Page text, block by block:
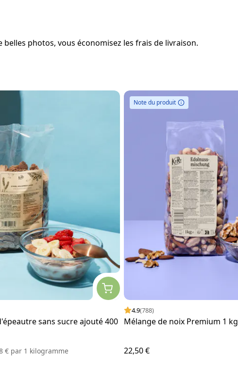
photos, vous économisez les frais de livraison.
sans sucre ajouté 400
€ par 1 kilogramme
Note du produit
4.9(788)
Mélange de noix Premium 1 kg
22,50 €